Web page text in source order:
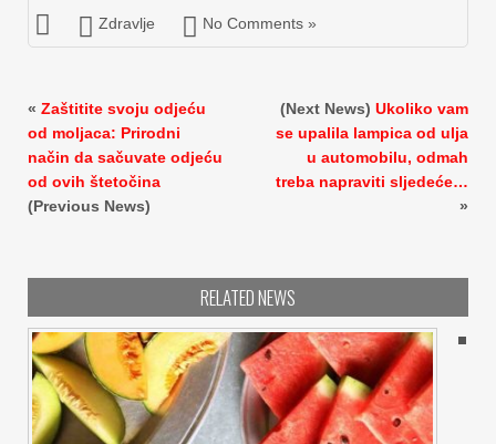
Zdravlje No Comments »
« Zaštitite svoju odjeću
od moljaca: Prirodni
način da sačuvate odjeću
od ovih štetočina
(Previous News)
(Next News) Ukoliko vam
se upalila lampica od ulja
u automobilu, odmah
treba napraviti sljedeće…
»
RELATED NEWS